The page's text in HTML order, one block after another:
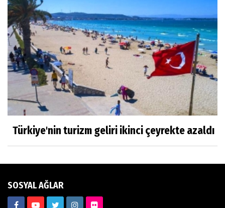
Mustafa Şahin
DEĞERLERİMİZ
Saadet Gül Göksu
TARİFİ NE MÜMKÜN, YÜREKLİ AŞKLARA….
Oğuz Korum
'BEN TİLLO KUŞUNUN YAVRUSUYUM'
Sanem Zorlutuna
SÖZ BÜYÜDÜR
Türkiye'nin turizm geliri ikinci çeyrekte azaldı
SOSYAL AĞLAR